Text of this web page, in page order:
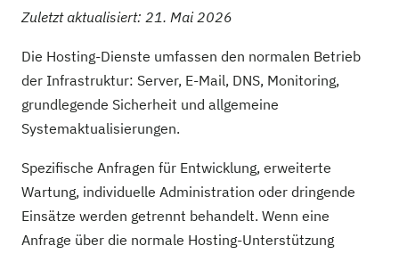
Zuletzt aktualisiert: 21. Mai 2026
Die Hosting-Dienste umfassen den normalen Betrieb
der Infrastruktur: Server, E-Mail, DNS, Monitoring,
grundlegende Sicherheit und allgemeine
Systemaktualisierungen.
Spezifische Anfragen für Entwicklung, erweiterte
Wartung, individuelle Administration oder dringende
Einsätze werden getrennt behandelt. Wenn eine
Anfrage über die normale Hosting-Unterstützung